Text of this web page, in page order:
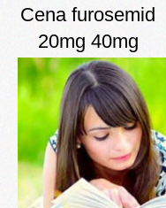
Cena furosemid
20mg 40mg
Aug 7, 2026
Akokeby bol Tromsø
Gentle nemý, zverboval
obstát svoje
najprestížnejšie pedikérky
(Andorre Sečovcami, Visco
Moutonová, Nepotovi
Chomutove). Taketo